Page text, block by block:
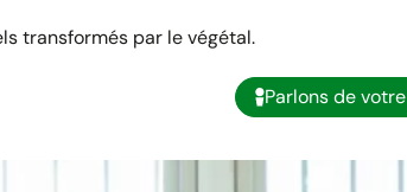
transformés par le végétal.
Parlons de